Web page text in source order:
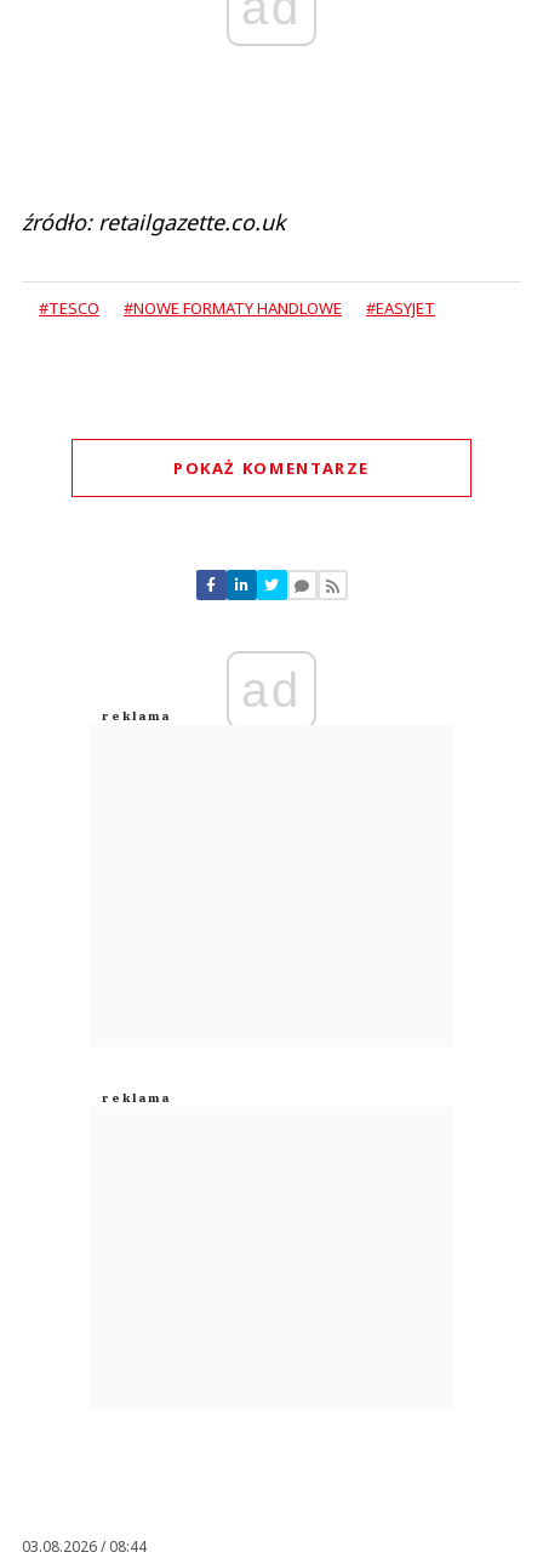
źródło: retailgazette.co.uk
#TESCO #NOWE FORMATY HANDLOWE #EASYJET
POKAŻ KOMENTARZE
Nie znaleziono komentarzy
Zostaw swoje komentarze
Anuluj
ad
03.08.2026 / 08:44